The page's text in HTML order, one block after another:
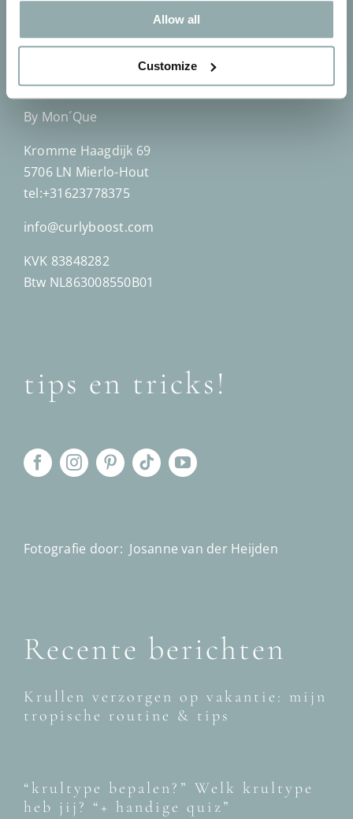
Allow all
Customize
Contact
By Mon´Que
Kromme Haagdijk 69
5706 LN Mierlo-Hout
tel:+31623778375
info@curlyboost.com
KVK 83848282
Btw NL863008550B01
tips en tricks!
Fotografie door: Josanne van der Heijden
Recente berichten
Krullen verzorgen op vakantie: mijn
tropische routine & tips
“krultype bepalen?” Welk krultype
heb jij? “+ handige quiz”